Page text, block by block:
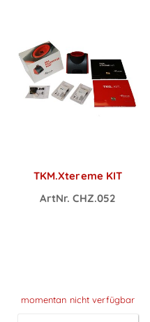
TKM.Xtereme KIT
ArtNr. CHZ.052
momentan nicht verfügbar